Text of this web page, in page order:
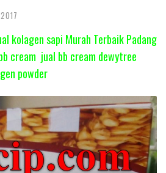
kolagen sapi Murah Terbaik Padang
cream jual bb cream dewytree
powder